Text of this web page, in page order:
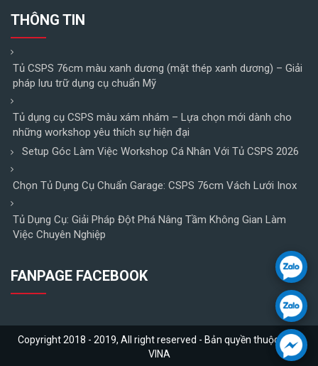
THÔNG TIN
Tủ CSPS 76cm màu xanh dương (mặt thép xanh dương) – Giải
pháp lưu trữ dụng cụ chuẩn Mỹ
Tủ dụng cụ CSPS màu xám nhám – Lựa chọn mới dành cho
những workshop yêu thích sự hiện đại
Setup Góc Làm Việc Workshop Cá Nhân Với Tủ CSPS 2026
Chọn Tủ Dụng Cụ Chuẩn Garage: CSPS 76cm Vách Lưới Inox
Tủ Dụng Cụ: Giải Pháp Đột Phá Nâng Tầm Không Gian Làm
Việc Chuyên Nghiệp
FANPAGE FACEBOOK
Copyright 2018 - 2019, All right reserved - Bản quyền thuộc FABI
VINA